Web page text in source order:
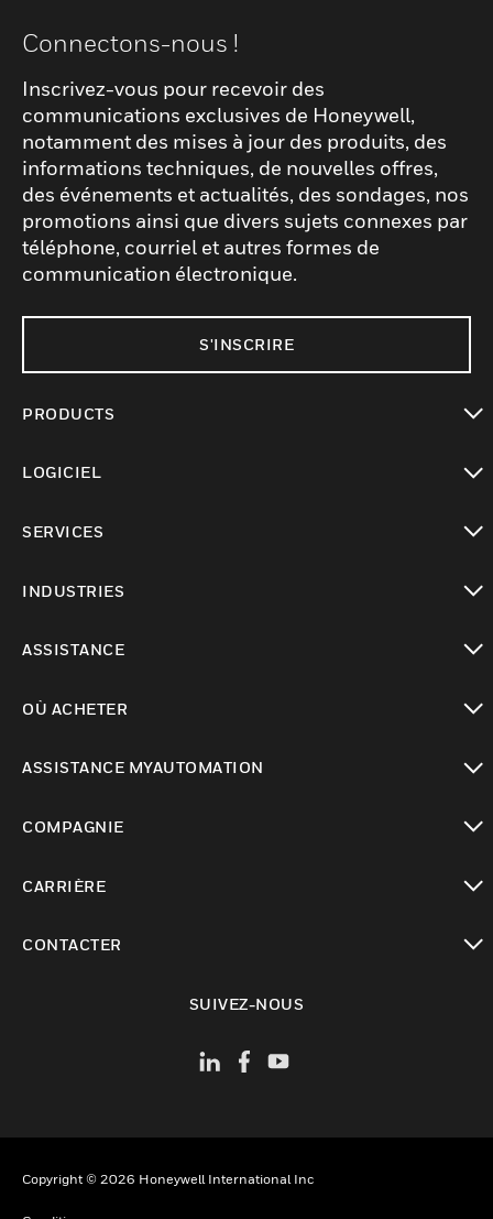
Connectons-nous !
Inscrivez-vous pour recevoir des
communications exclusives de Honeywell,
notamment des mises à jour des produits, des
informations techniques, de nouvelles offres,
des événements et actualités, des sondages, nos
promotions ainsi que divers sujets connexes par
téléphone, courriel et autres formes de
communication électronique.
S'INSCRIRE
PRODUCTS
LOGICIEL
SERVICES
INDUSTRIES
ASSISTANCE
OÙ ACHETER
ASSISTANCE MYAUTOMATION
COMPAGNIE
CARRIÈRE
CONTACTER
SUIVEZ-NOUS
Copyright © 2026 Honeywell International Inc